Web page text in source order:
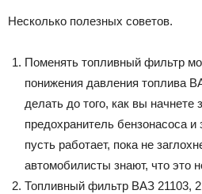
Несколько полезных советов.
Поменять топливный фильтр
понижения давления топлива
делать до того, как вы начнете
предохранитель бензонасоса и
пусть работает, пока не
автомобилисты знают, что это
Топливный фильтр ВАЗ 21103,